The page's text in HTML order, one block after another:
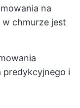
na
chmurze jest
predykcyjnego i